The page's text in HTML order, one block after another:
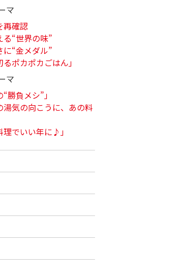
マ
再確認
“世界の味”
“金メダル”
るポカポカごはん」
マ
“勝負メシ”」
湯気の向こうに、あの料
理でいい年に♪」